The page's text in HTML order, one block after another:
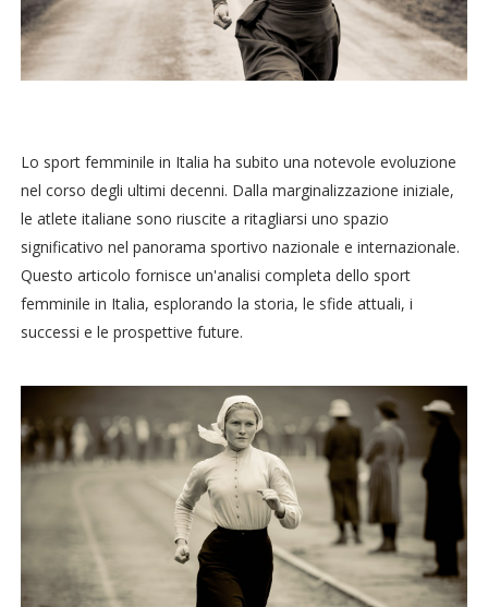
Lo sport femminile in Italia ha subito una notevole evoluzione
nel corso degli ultimi decenni. Dalla marginalizzazione iniziale,
le atlete italiane sono riuscite a ritagliarsi uno spazio
significativo nel panorama sportivo nazionale e internazionale.
Questo articolo fornisce un'analisi completa dello sport
femminile in Italia, esplorando la storia, le sfide attuali, i
successi e le prospettive future.